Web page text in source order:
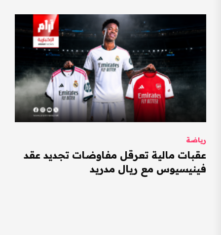
رياضة
عقبات مالية تعرقل مفاوضات تجديد عقد
فينيسيوس مع ريال مدريد